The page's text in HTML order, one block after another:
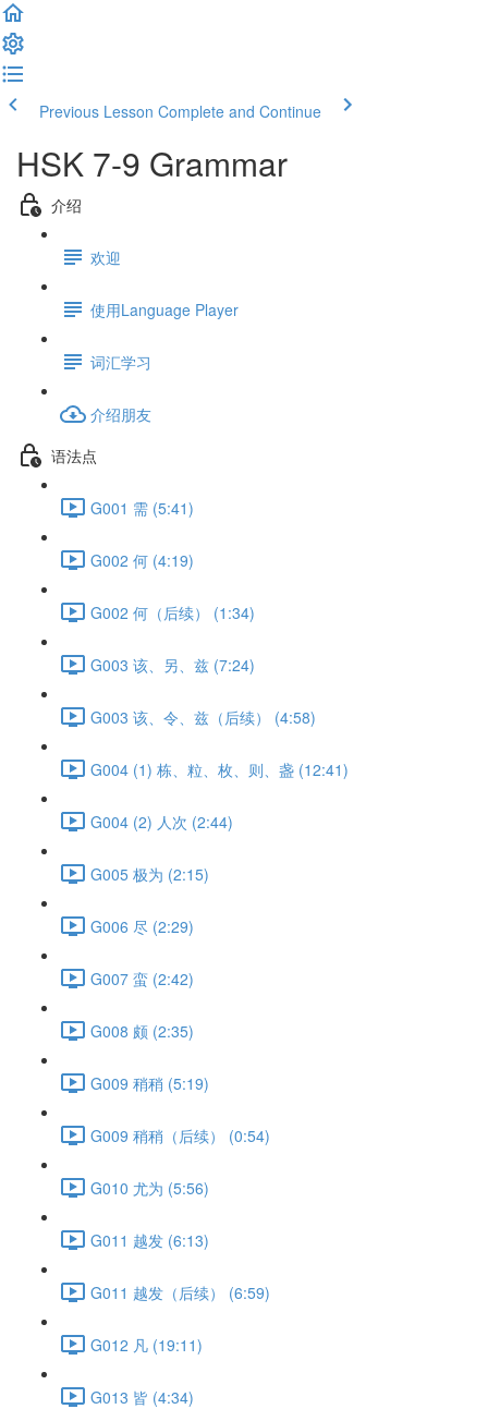
Previous Lesson Complete and Continue
HSK 7-9 Grammar
介绍
欢迎
使用Language Player
词汇学习
介绍朋友
语法点
G001 需 (5:41)
G002 何 (4:19)
G002 何（后续） (1:34)
G003 该、另、兹 (7:24)
G003 该、令、兹（后续） (4:58)
G004 (1) 栋、粒、枚、则、盏 (12:41)
G004 (2) 人次 (2:44)
G005 极为 (2:15)
G006 尽 (2:29)
G007 蛮 (2:42)
G008 颇 (2:35)
G009 稍稍 (5:19)
G009 稍稍（后续） (0:54)
G010 尤为 (5:56)
G011 越发 (6:13)
G011 越发（后续） (6:59)
G012 凡 (19:11)
G013 皆 (4:34)